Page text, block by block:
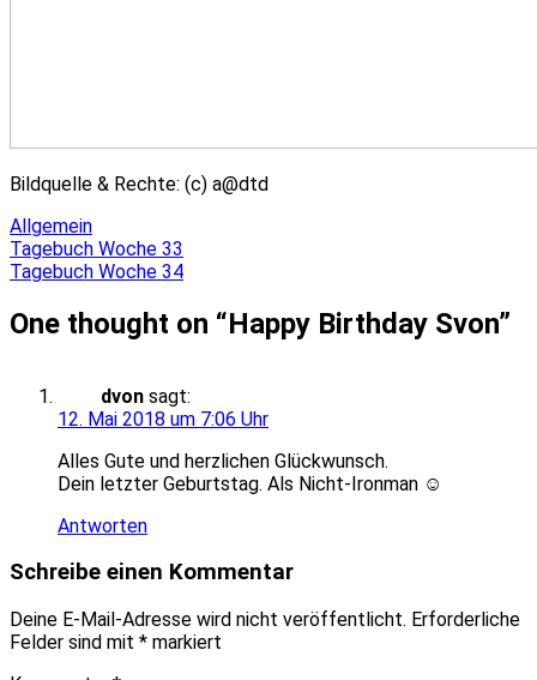
Bildquelle & Rechte: (c) a@dtd
Allgemein
Beitragsnavigation
Tagebuch Woche 33
Tagebuch Woche 34
One thought on “Happy Birthday Svon”
dvon sagt:
12. Mai 2018 um 7:06 Uhr
Alles Gute und herzlichen Glückwunsch.
Dein letzter Geburtstag. Als Nicht-Ironman ☺
Antworten
Schreibe einen Kommentar
Deine E-Mail-Adresse wird nicht veröffentlicht. Erforderliche
Felder sind mit * markiert